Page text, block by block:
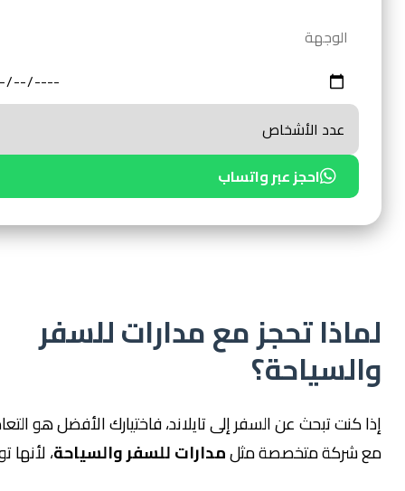
احجز عبر واتساب
تحجز مع مدارات للسفر
تبحث عن السفر إلى تايلاند، فاختيارك الأفضل هو التعامل
متخصصة مثلمدارات للسفر والسياحة، لأنها توفر لك: